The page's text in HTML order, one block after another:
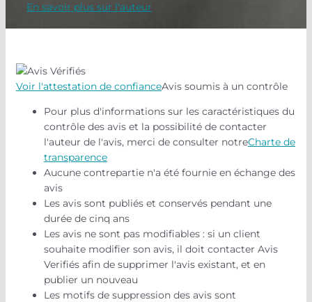
En savoir plus sur l'auteur
Voir l'attestation de confianceAvis soumis à un contrôle
Pour plus d'informations sur les caractéristiques du
contrôle des avis et la possibilité de contacter
l'auteur de l'avis, merci de consulter notreCharte de
transparence
Aucune contrepartie n'a été fournie en échange des
avis
Les avis sont publiés et conservés pendant une
durée de cinq ans
Les avis ne sont pas modifiables : si un client
souhaite modifier son avis, il doit contacter Avis
Verifiés afin de supprimer l'avis existant, et en
publier un nouveau
Les motifs de suppression des avis sont